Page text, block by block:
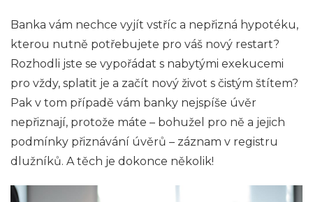
Banka vám nechce vyjít vstříc a nepřizná hypotéku,
kterou nutně potřebujete pro váš nový restart?
Rozhodli jste se vypořádat s nabytými exekucemi
pro vždy, splatit je a začít nový život s čistým štítem?
Pak v tom případě vám banky nejspíše úvěr
nepřiznají, protože máte – bohužel pro ně a jejich
podmínky přiznávání úvěrů – záznam v registru
dlužníků. A těch je dokonce několik!